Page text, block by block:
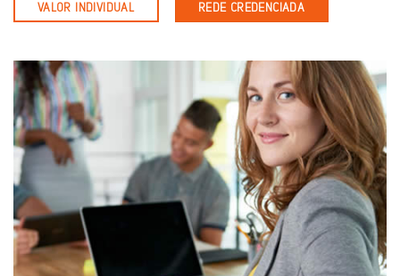
VALOR INDIVIDUAL REDE CREDENCIADA